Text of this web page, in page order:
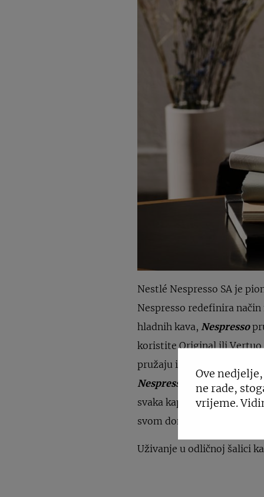
Nestlé Nespresso SA je
Nespresso redefinira
hladnih kava, Nespresso
koristite Original ili
pružaju intenzivan, gladak
Nespresso
osigurava
svaka kapsula prolazi
svom domu.
Uživanje u odličnoj šalici
Ove
ne rade,
vrijeme.